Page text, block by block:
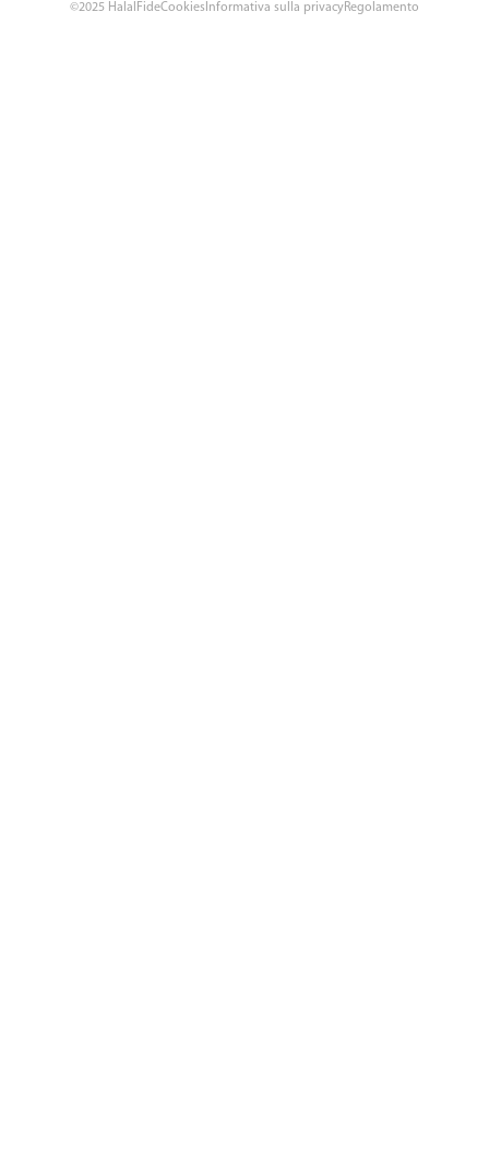
©2025 HalalFideCookies Informativa sulla privacyRegolamento